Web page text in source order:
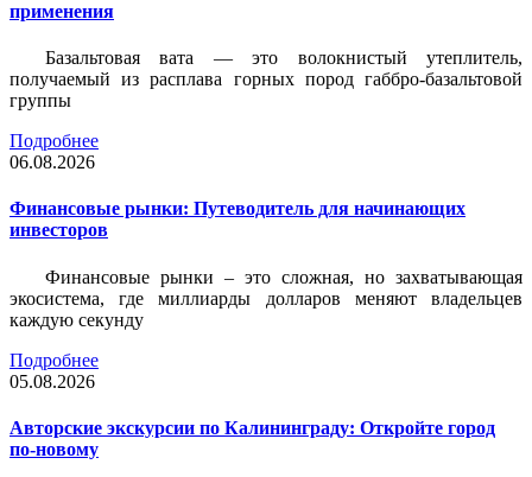
применения
Базальтовая вата — это волокнистый утеплитель,
получаемый из расплава горных пород габбро-базальтовой
группы
Подробнее
06.08.2026
Финансовые рынки: Путеводитель для начинающих
инвесторов
Финансовые рынки – это сложная, но захватывающая
экосистема, где миллиарды долларов меняют владельцев
каждую секунду
Подробнее
05.08.2026
Авторские экскурсии по Калининграду: Откройте город
по-новому